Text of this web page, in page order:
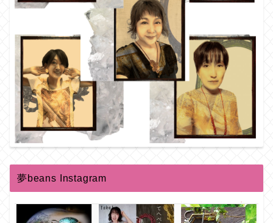
夢beans Instagram